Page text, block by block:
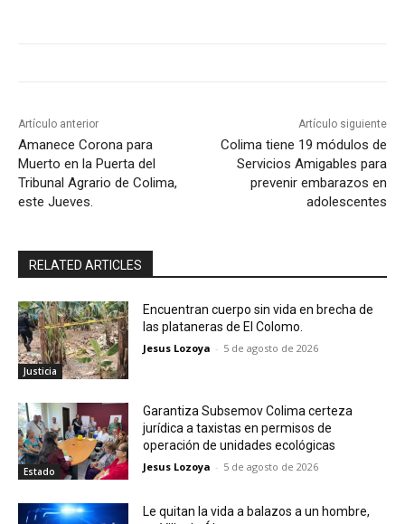
Artículo anterior
Amanece Corona para
Muerto en la Puerta del
Tribunal Agrario de Colima,
este Jueves.
Artículo siguiente
Colima tiene 19 módulos de
Servicios Amigables para
prevenir embarazos en
adolescentes
RELATED ARTICLES
Justicia
Encuentran cuerpo sin vida en brecha de
las plataneras de El Colomo.
Jesus Lozoya - 5 de agosto de 2026
Estado
Garantiza Subsemov Colima certeza
jurídica a taxistas en permisos de
operación de unidades ecológicas
Jesus Lozoya - 5 de agosto de 2026
Le quitan la vida a balazos a un hombre,